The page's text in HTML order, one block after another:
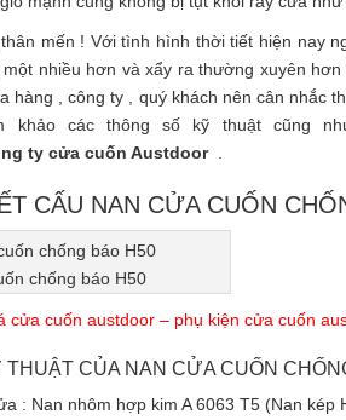
mến ! Với tình hình thời tiết hiện nay
một nhiều hơn và xẩy ra thường xuyên
hàng , công ty , quý khách nên cân nhắc
khảo các thông số kỹ thuật cũng
ty cửa cuốn Austdoor.
CẤU NAN CỬA CUỐN
chống báo H50
cửa cuốn austdoor – phụ kiện cửa cuốn
THUẬT CỦA NAN CỬA CUỐN
: Nan nhôm hợp kim A 6063 T5 (Nan kép